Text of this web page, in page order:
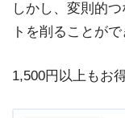
しかし、変則的
トを削ることがで
1,500円以上もお